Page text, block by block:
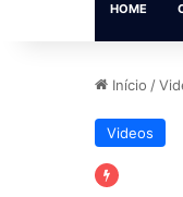
HOME
Início /
Videos